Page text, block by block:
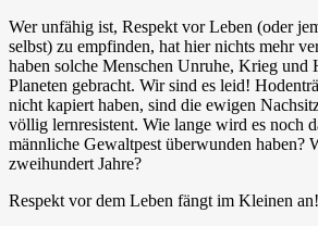
Wer unfähig ist, Respekt vor Leben (oder
selbst) zu empfinden, hat hier nichts mehr
haben solche Menschen Unruhe, Krieg und
Planeten gebracht. Wir sind es leid!
nicht kapiert haben, sind die ewigen
völlig lernresistent. Wie lange wird es noch
männliche Gewaltpest überwunden haben?
zweihundert Jahre?
Respekt vor dem Leben fängt im Kleinen an!